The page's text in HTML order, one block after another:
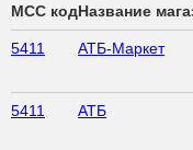
MCC кодНазвание
5411 АТБ-Маркет
5411 АТБ